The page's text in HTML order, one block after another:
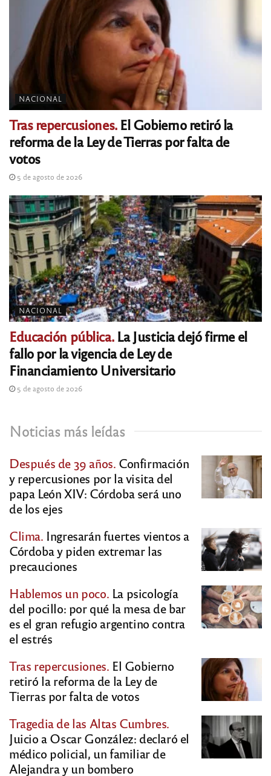
NACIONAL
Tras repercusiones.El Gobierno retiró la
reforma de la Ley de Tierras por falta de
votos
5 de agosto de 2026
NACIONAL
Educación pública.La Justicia dejó firme el
fallo por la vigencia de Ley de
Financiamiento Universitario
5 de agosto de 2026
Noticias más leídas
Después de 39 años. Confirmación
y repercusiones por la visita del
papa León XIV: Córdoba será uno
de los ejes
Clima. Ingresarán fuertes vientos a
Córdoba y piden extremar las
precauciones
Hablemos un poco. La psicología
del pocillo: por qué la mesa de bar
es el gran refugio argentino contra
el estrés
Tras repercusiones. El Gobierno
retiró la reforma de la Ley de
Tierras por falta de votos
Tragedia de las Altas Cumbres.
Juicio a Oscar González: declaró el
médico policial, un familiar de
Alejandra y un bombero